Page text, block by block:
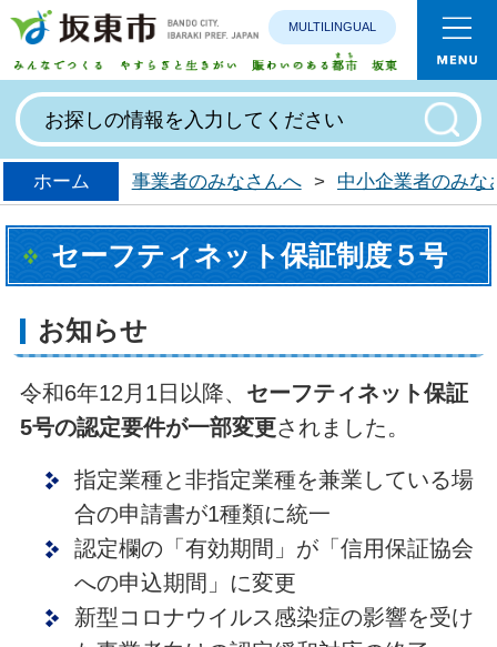
みんなで
MULTILINGUAL
ホーム 事業者のみなさんへ > 中小企業者のみな
セーフティネット保証制度５号
お知らせ
令和6年12月1日以降、 セーフティネット保証
5号の認定要件が一部変更されました。
指定業種と非指定業種を兼業している場
合の申請書が1種類に統一
認定欄の「有効期間」が「信用保証協会
への申込期間」に変更
新型コロナウイルス感染症の影響を受け